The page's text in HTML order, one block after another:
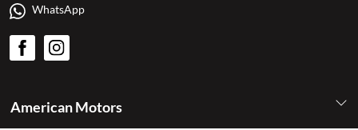
American Motors
WhatsApp